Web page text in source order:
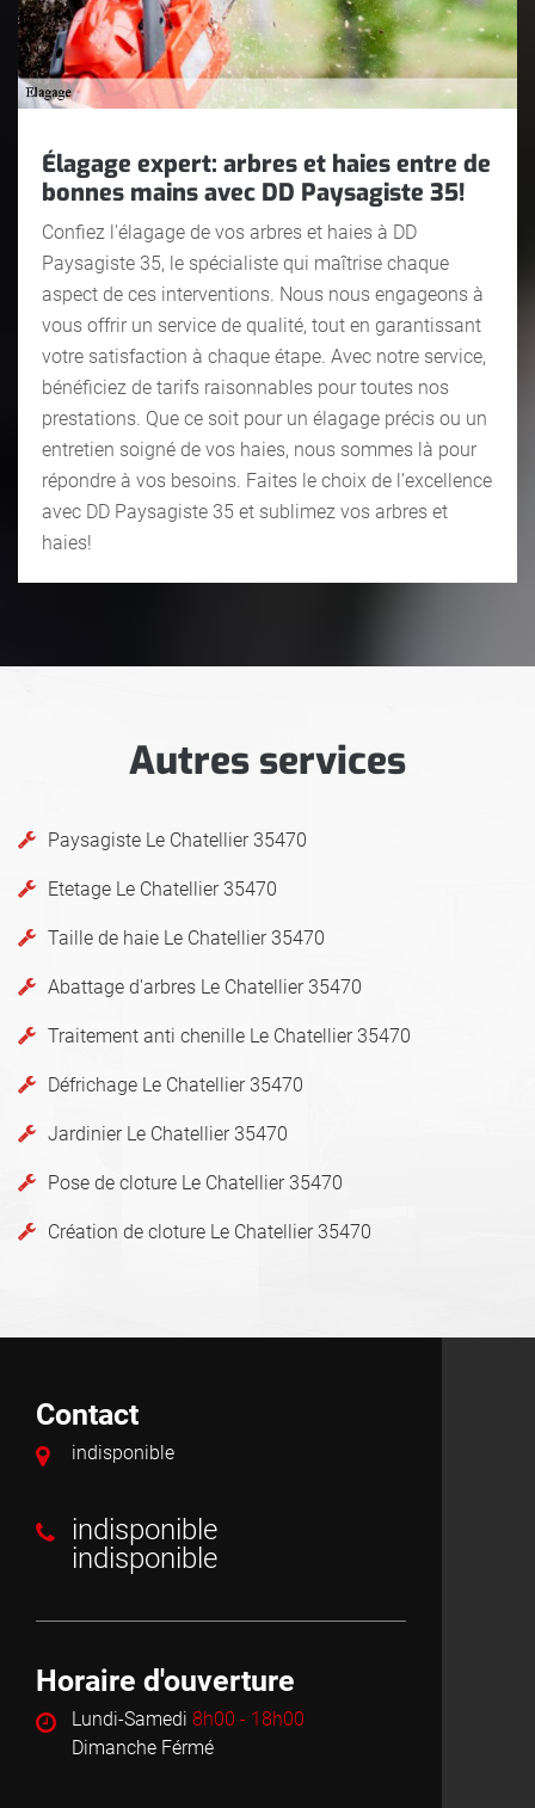
Élagage expert: arbres et haies entre de
bonnes mains avec DD Paysagiste 35!
Confiez l'élagage de vos arbres et haies à DD
Paysagiste 35, le spécialiste qui maîtrise chaque
aspect de ces interventions. Nous nous engageons à
vous offrir un service de qualité, tout en garantissant
votre satisfaction à chaque étape. Avec notre service,
bénéficiez de tarifs raisonnables pour toutes nos
prestations. Que ce soit pour un élagage précis ou un
entretien soigné de vos haies, nous sommes là pour
répondre à vos besoins. Faites le choix de l’excellence
avec DD Paysagiste 35 et sublimez vos arbres et
haies!
Autres services
Paysagiste Le Chatellier 35470
Etetage Le Chatellier 35470
Taille de haie Le Chatellier 35470
Abattage d'arbres Le Chatellier 35470
Traitement anti chenille Le Chatellier 35470
Défrichage Le Chatellier 35470
Jardinier Le Chatellier 35470
Pose de cloture Le Chatellier 35470
Création de cloture Le Chatellier 35470
Contact
indisponible
indisponible
indisponible
Horaire d'ouverture
Lundi-Samedi 8h00 - 18h00
Dimanche Férmé